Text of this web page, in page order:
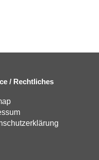
/ Rechtliches